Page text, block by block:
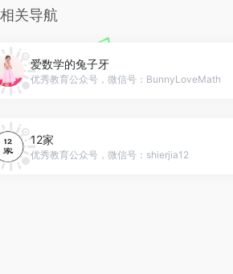
相关导航
爱数学的兔子牙
优秀教育公众号，微信号：BunnyLoveMath
12家
优秀教育公众号，微信号：shierjia12